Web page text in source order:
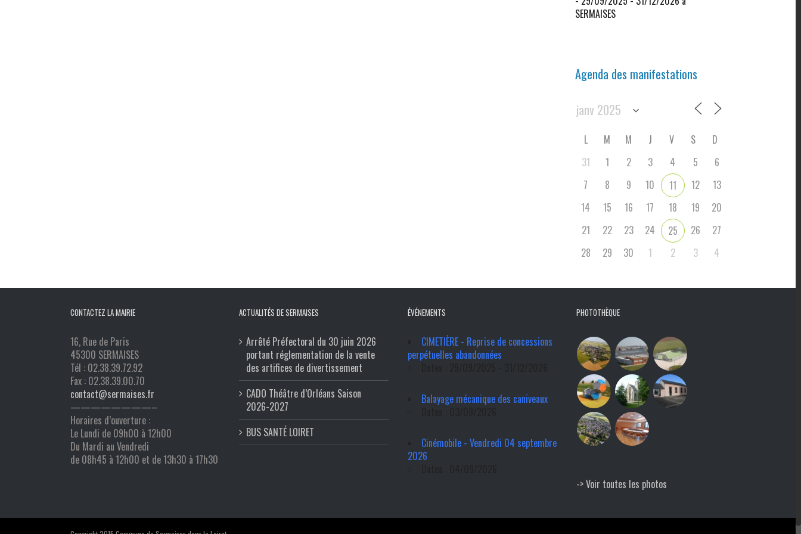
SERMAISES
Agenda des manifestations
L M M J V S
D
31
1 2 3 4 5
6
7
8 9 10 11 12
13
14
15 16 17 18 19
20
21
22 23 24 25 26
27
28
29 30 1 2 3 4
CONTACTEZ LA MAIRIE
16, Rue de Paris
45300 SERMAISES
Tél : 02.38.39.72.92
Fax : 02.38.39.00.70
contact@sermaises.fr
————————–
Horaires d’ouverture :
Le Lundi de 09h00 à 12h00
Du Mardi au Vendredi
de 08h45 à 12h00 et de 13h30 à 17h30
ACTUALITÉS DE SERMAISES
Arrêté Préfectoral du 30 juin 2026
portant réglementation de la vente
des artifices de divertissement
CADO Théâtre d’Orléans Saison
2026-2027
BUS SANTÉ LOIRET
ÉVÉNEMENTS
CIMETIÈRE - Reprise de concessions
perpétuelles abandonnées
Balayage mécanique des caniveaux
Cinémobile - Vendredi 04 septembre
2026
PHOTOTHÈQUE
-> Voir toutes les photos